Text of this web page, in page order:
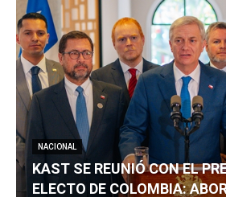
NACIONAL
KAST SE REUNIÓ CON EL
ELECTO DE COLOMBIA: